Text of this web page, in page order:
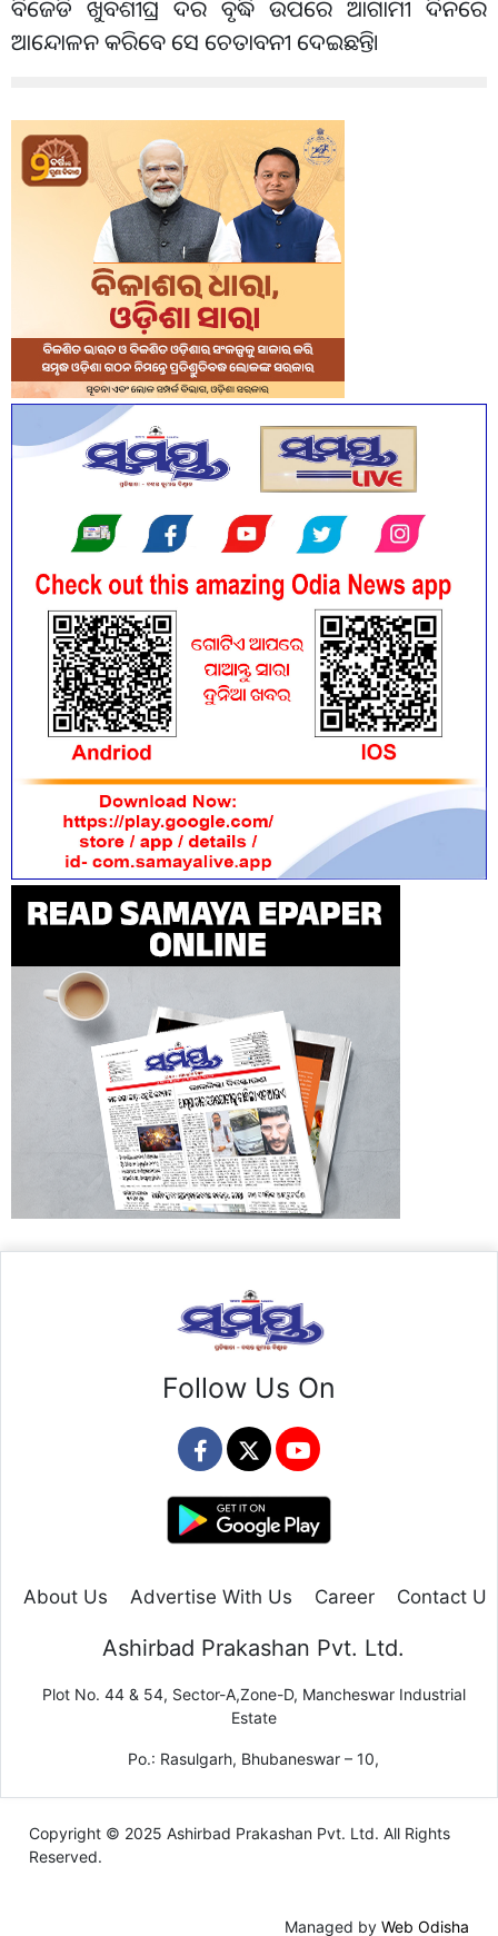
ବିଜେଡି ଖୁବଶୀଘ୍ର ଦର ବୃଦ୍ଧି ଉପରେ ଆଗାମୀ ଦିନରେ
ଆନ୍ଦୋଳନ କରିବେ ସେ ଚେତାବନୀ ଦେଇଛନ୍ତି।
Follow Us On
About Us Advertise With Us Career Contact Us
Ashirbad Prakashan Pvt. Ltd.
Plot No. 44 & 54, Sector-A,Zone-D, Mancheswar Industrial
Estate
Po.: Rasulgarh, Bhubaneswar – 10,
Copyright © 2025 Ashirbad Prakashan Pvt. Ltd. All Rights
Reserved.
Managed by Web Odisha